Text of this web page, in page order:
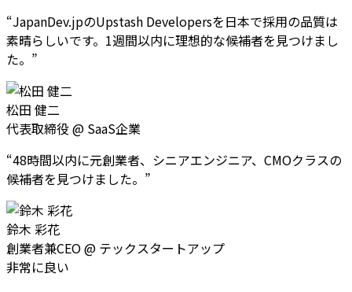
“JapanDev.jpのUpstash Developersを日本で採用の品質は
素晴らしいです。1週間以内に理想的な候補者を見つけまし
た。 ”
松田 健二
代表取締役 @ SaaS企業
“48時間以内に元創業者、シニアエンジニア、CMOクラスの
候補者を見つけました。 ”
鈴木 彩花
創業者兼CEO@ テックスタートアップ
非常に良い